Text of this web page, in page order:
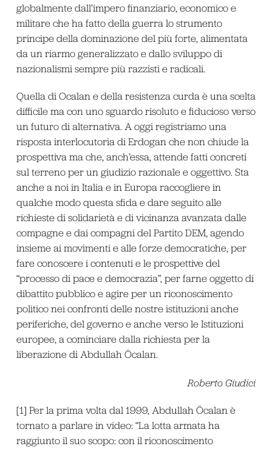
globalmente dall’impero finanziario, economico e
militare che ha fatto della guerra lo strumento
principe della dominazione del più forte, alimentata
da un riarmo generalizzato e dallo sviluppo di
nazionalismi sempre più razzisti e radicali.
Quella di Ocalan e della resistenza curda è una scelta
difficile ma con uno sguardo risoluto e fiducioso verso
un futuro di alternativa. A oggi registriamo una
risposta interlocutoria di Erdogan che non chiude la
prospettiva ma che, anch’essa, attende fatti concreti
sul terreno per un giudizio razionale e oggettivo. Sta
anche a noi in Italia e in Europa raccogliere in
qualche modo questa sfida e dare seguito alle
richieste di solidarietà e di vicinanza avanzata dalle
compagne e dai compagni del Partito DEM, agendo
insieme ai movimenti e alle forze democratiche, per
fare conoscere i contenuti e le prospettive del
“processo di pace e democrazia”, per farne oggetto di
dibattito pubblico e agire per un riconoscimento
politico nei confronti delle nostre istituzioni anche
periferiche, del governo e anche verso le Istituzioni
europee, a cominciare dalla richiesta per la
liberazione di Abdullah Öcalan.
Roberto Giudici
[1] Per la prima volta dal 1999, Abdullah Öcalan è
tornato a parlare in video: “La lotta armata ha
raggiunto il suo scopo: con il riconoscimento